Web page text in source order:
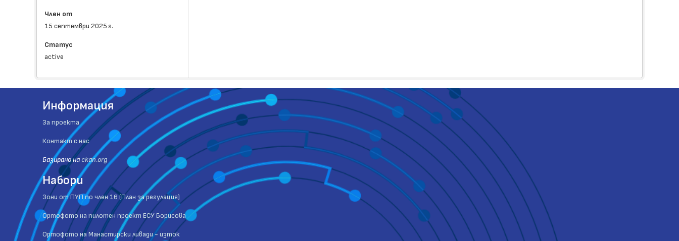
Член от
15 септември 2025 г.
Статус
active
Информация
За проекта
Контакт с нас
Базиранo на ckan.org
Набори
Зони от ПУП по член 16 (План за регулация)
Ортофото на пилотен проект ЕСУ Борисова
Ортофото на Манастирски ливади - изток